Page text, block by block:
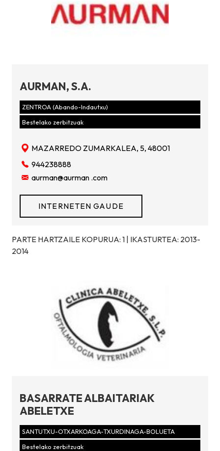
AURMAN, S.A.
ZENTROA (Abando-Indautxu)
Bestelako zerbitzuak
MAZARREDO ZUMARKALEA, 5, 48001
944238888
aurman@aurman .com
INTERNETEN GAUDE
PARTE HARTZAILE KOPURUA: 1 | IKASTURTEA: 2013-
2014
BASARRATE ALBAITARIAK
ABELETXE
SANTUTXU-OTXARKOAGA-TXURDINAGA-BOLUETA
Bestelako zerbitzuak